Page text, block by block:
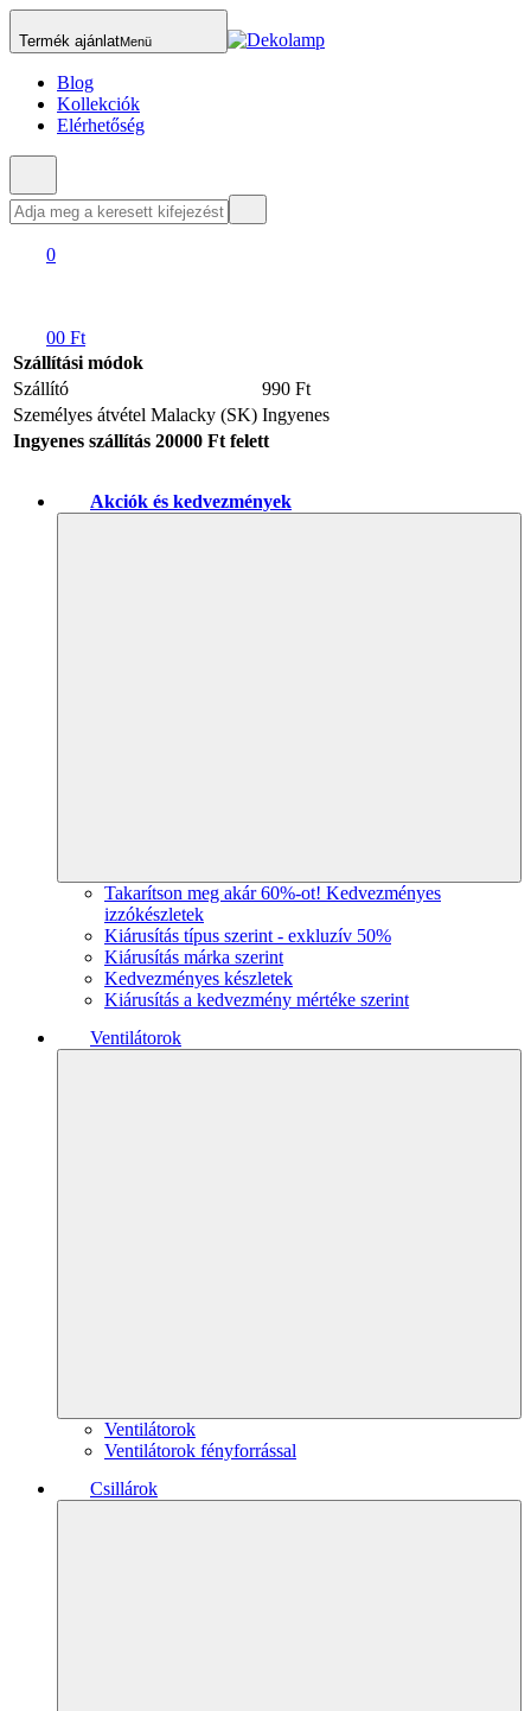
Termék ajánlatMenü
Blog
Kollekciók
Elérhetőség
0
00 Ft
Szállítási módok
Szállító
990 Ft
Személyes átvétel Malacky (SK) Ingyenes
Ingyenes szállítás 20000 Ft felett
Akciók és kedvezmények
Takarítson meg akár 60%-ot! Kedvezményes
izzókészletek
Kiárusítás típus szerint - exkluzív 50%
Kiárusítás márka szerint
Kedvezményes készletek
Kiárusítás a kedvezmény mértéke szerint
Ventilátorok
Ventilátorok
Ventilátorok fényforrással
Csillárok